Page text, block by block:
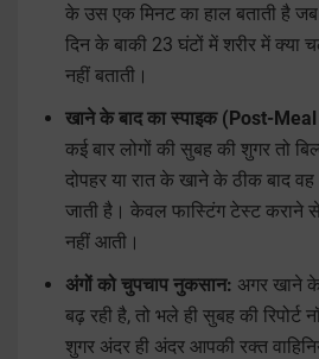
के उस एक मिनट का हाल बताती है
दिन के बाकी 23 घंटों में शरीर में क्या
नहीं बताती।
खाने के बाद का स्पाइक (Post-
कई बार लोगों की सुबह की शुगर तो
दोपहर या रात के खाने के ठीक बाद
जाती है। केवल फास्टिंग टेस्ट
नहीं आती।
अंगों को चुपचाप नुकसान: अगर खाने
बढ़ रही है, तो भले ही सुबह की रिपोर्ट
शुगर अंदर ही अंदर आपकी रक्त